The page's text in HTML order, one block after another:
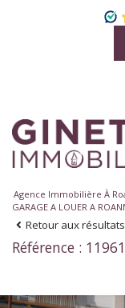
Agence Immobilière À
GARAGE A LOUER A
Retour aux résultats
Référence :